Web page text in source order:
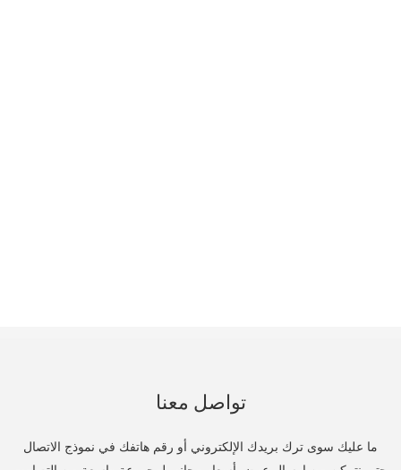
تواصل معنا
ما عليك سوى ترك بريدك الإلكتروني أو رقم هاتفك في نموذج الاتصال